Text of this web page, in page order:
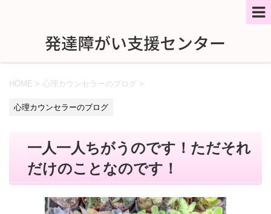
HOME > 心理カウンセラーのブログ >
心理カウンセラーのブログ
一人一人ちがうのです！ただそれ
だけのことなのです！